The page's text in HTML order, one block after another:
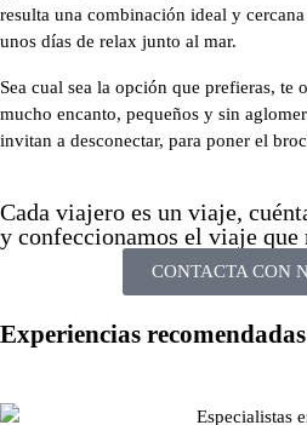
resulta una combinación ideal y
unos días de relax junto al mar.
Sea cual sea la opción que prefieras, te
mucho encanto, pequeños y sin
invitan a desconectar, para poner el
Cada viajero es un viaje,
y confeccionamos el viaje que
CONTACTA CON
Experiencias